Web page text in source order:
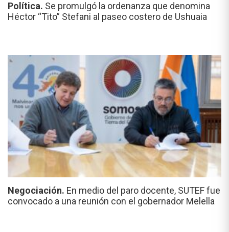
Política. Se promulgó la ordenanza que denomina
Héctor “Tito” Stefani al paseo costero de Ushuaia
Negociación. En medio del paro docente, SUTEF fue
convocado a una reunión con el gobernador Melella